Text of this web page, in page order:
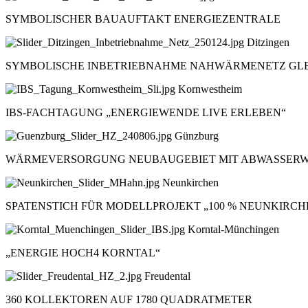
SYMBOLISCHER BAUAUFTAKT ENERGIEZENTRALE
Ditzingen
SYMBOLISCHE INBETRIEBNAHME NAHWÄRMENETZ
Kornwestheim
IBS-FACHTAGUNG „ENERGIEWENDE LIVE ERLEBEN“
Günzburg
WÄRMEVERSORGUNG NEUBAUGEBIET MIT
Neunkirchen
SPATENSTICH FÜR MODELLPROJEKT „100 %
Korntal-Münchingen
„ENERGIE HOCH4 KORNTAL“
Freudental
360 KOLLEKTOREN AUF 1780 QUADRATMETER